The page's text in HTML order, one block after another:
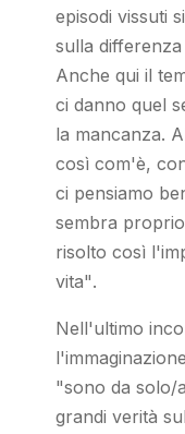
episodi vissuti
sulla
Anche qui il
ci danno quel
la mancanza.
così com'è,
ci pensiamo
sembra
risolto così
vita".
Nell'ultimo
"sono da solo/
grandi verità